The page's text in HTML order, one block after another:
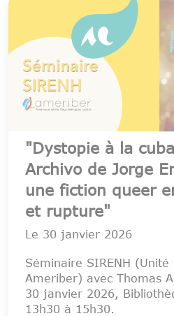
"Dystopie à la
Archivo de Jorge
une fiction queer
et rupture"
Le 30 janvier 2026
Séminaire SIRENH (Unité
Ameriber) avec Thomas
30 janvier 2026,
13h30 à 15h30.